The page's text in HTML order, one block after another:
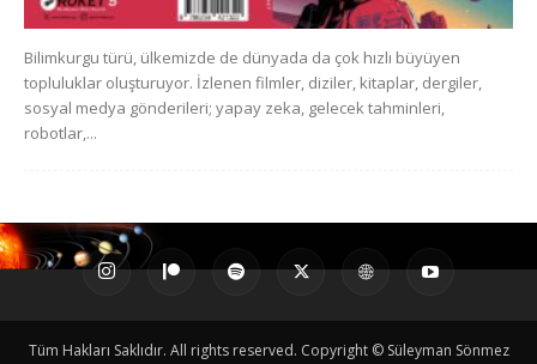
Bilimkurgu türü, ülkemizde de dünyada da çok hızlı büyüyen
topluluklar oluşturuyor. İzlenen filmler, diziler, kitaplar, dergiler,
sosyal medya gönderileri; yapay zeka, gelecek tahminleri,
robotlar,...
Tüm Hakları Saklıdır. All rights reserved. Copyright © Süleyman Sönmez